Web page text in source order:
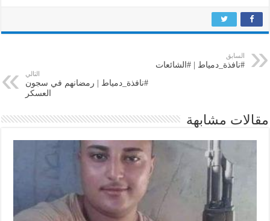
السابق
#نافذة_دمياط | #الشائعات
التالي
#نافذة_دمياط | رمضانهم في سجون
العسكر
مقالات مشابهة